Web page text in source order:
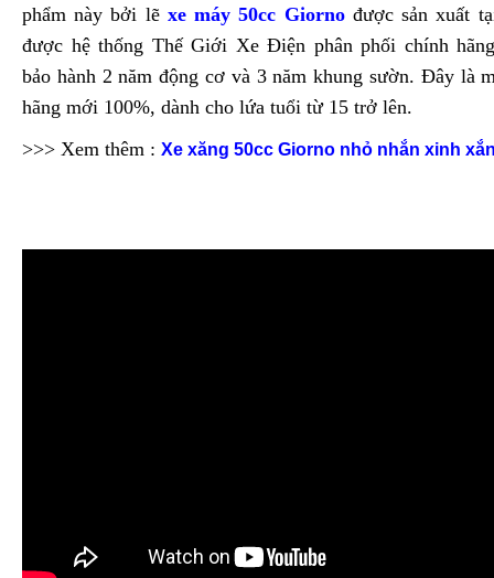
phẩm này bởi lẽ xe máy 50cc Giornođược sản xuất
được hệ thống Thế Giới Xe Điện phân phối chính
bảo hành 2 năm động cơ và 3 năm khung sườn. Đây là
hãng mới 100%, dành cho lứa tuổi từ 15 trở lên.
>>> Xem thêm : Xe xăng 50cc Giorno nhỏ nhắn xinh